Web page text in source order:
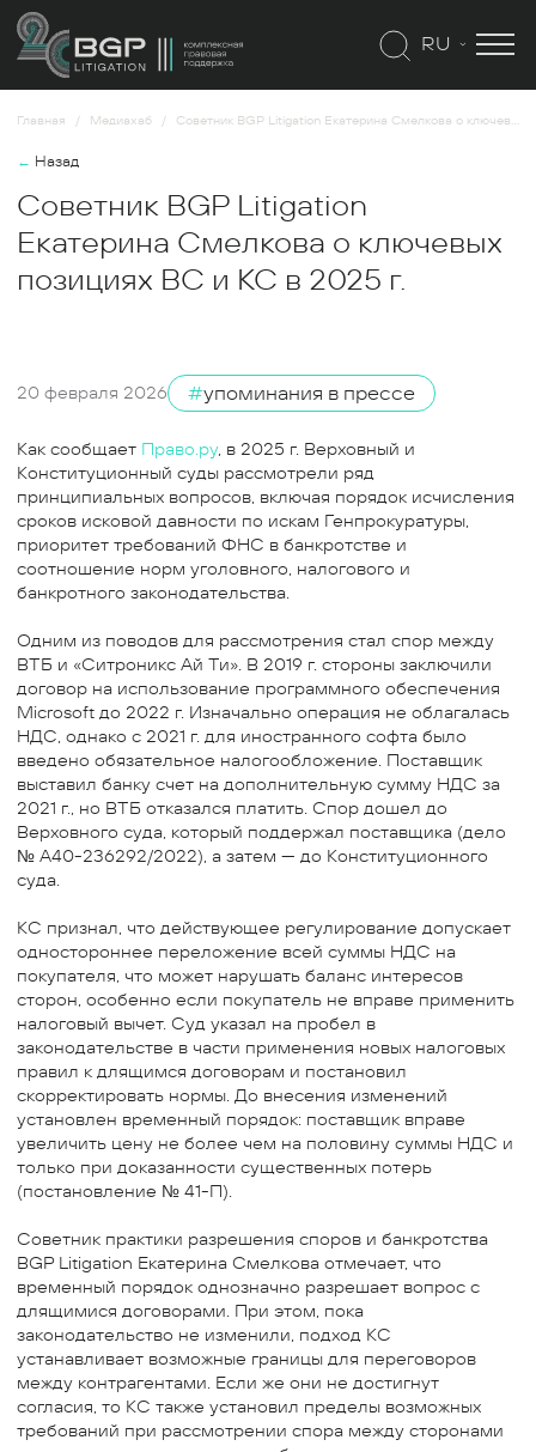
RU
Главная Медиахаб Советник BGP Litigation Екатерина Смелкова о ключевых позициях ВС и КС в 2025 г.
← Назад
Советник BGP Litigation
Екатерина Смелкова о ключевых
позициях ВС и КС в 2025 г.
20 февраля 2026 #упоминания в прессе
Как сообщает Право.ру, в 2025 г. Верховный и
Конституционный суды рассмотрели ряд
принципиальных вопросов, включая порядок исчисления
сроков исковой давности по искам Генпрокуратуры,
приоритет требований ФНС в банкротстве и
соотношение норм уголовного, налогового и
банкротного законодательства.
Одним из поводов для рассмотрения стал спор между
ВТБ и «Ситроникс Ай Ти». В 2019 г. стороны заключили
договор на использование программного обеспечения
Microsoft до 2022 г. Изначально операция не облагалась
НДС, однако с 2021 г. для иностранного софта было
введено обязательное налогообложение. Поставщик
выставил банку счет на дополнительную сумму НДС за
2021 г., но ВТБ отказался платить. Спор дошел до
Верховного суда, который поддержал поставщика (дело
№ А40-236292/2022), а затем — до Конституционного
суда.
КС признал, что действующее регулирование допускает
одностороннее переложение всей суммы НДС на
покупателя, что может нарушать баланс интересов
сторон, особенно если покупатель не вправе применить
налоговый вычет. Суд указал на пробел в
законодательстве в части применения новых налоговых
правил к длящимся договорам и постановил
скорректировать нормы. До внесения изменений
установлен временный порядок: поставщик вправе
увеличить цену не более чем на половину суммы НДС и
только при доказанности существенных потерь
(постановление № 41-П).
Советник практики разрешения споров и банкротства
BGP Litigation Екатерина Смелкова отмечает, что
временный порядок однозначно разрешает вопрос с
длящимися договорами. При этом, пока
законодательство не изменили, подход КС
устанавливает возможные границы для переговоров
между контрагентами. Если же они не достигнут
согласия, то КС также установил пределы возможных
требований при рассмотрении спора между сторонами